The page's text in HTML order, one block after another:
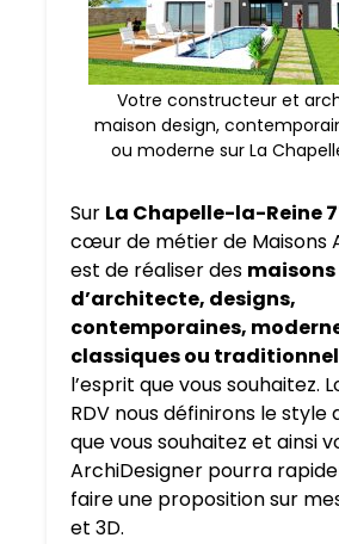
Votre constructeur et
maison design,
ou moderne sur La
Sur La Chapelle-la-Reine
cœur de métier de Maisons
est de réaliser des maisons
d’architecte, designs,
contemporaines,
classiques ou
l’esprit que vous souhaitez.
RDV nous définirons le style
que vous souhaitez et ainsi
ArchiDesigner pourra
faire une proposition sur
et 3D.